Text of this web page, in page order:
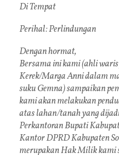
Di Tempat
Perihal: Perlindungan
Dengan hormat,
Bersama ini kami (ahli
Kerek/Marga Anni dalam
suku Gemna) sampaikan
kami akan melakukan
atas lahan/tanah yang
Perkantoran Bupati
Kantor DPRD Kabupaten
merupakan Hak Milik kami